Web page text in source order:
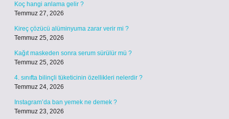
Koç hangi anlama gelir ?
Temmuz 27, 2026
Kireç çözücü alüminyuma zarar verir mi ?
Temmuz 25, 2026
Kağıt maskeden sonra serum sürülür mü ?
Temmuz 25, 2026
4. sınıfta bilinçli tüketicinin özellikleri nelerdir ?
Temmuz 24, 2026
Instagram’da ban yemek ne demek ?
Temmuz 23, 2026